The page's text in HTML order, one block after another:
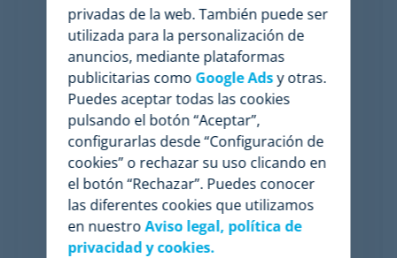
“Queríamos mantener unos precios competitivos
tanto en productos propios como de terceras
marcas.”
Controlar los precios y stock de más de 70
competidores.
Analizar precios y conocer su posicionamiento.
Reducir el tiempo de obtención y gestión de datos.
Encontrar el precio justo de venta.
privadas de la web. También puede ser
utilizada para la personalización de
anuncios, mediante plataformas
publicitarias como Google Adsy otras.
Puedes aceptar todas las cookies
pulsando el botón “Aceptar”,
configurarlas desde “Configuración de
cookies” o rechazar su uso clicando en
el botón “Rechazar”. Puedes conocer
las diferentes cookies que utilizamos
en nuestroAviso legal, política de
privacidad y cookies.